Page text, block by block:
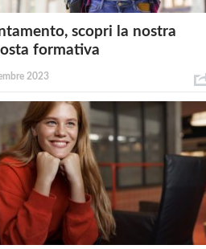
scopri la nostra
formativa
2023